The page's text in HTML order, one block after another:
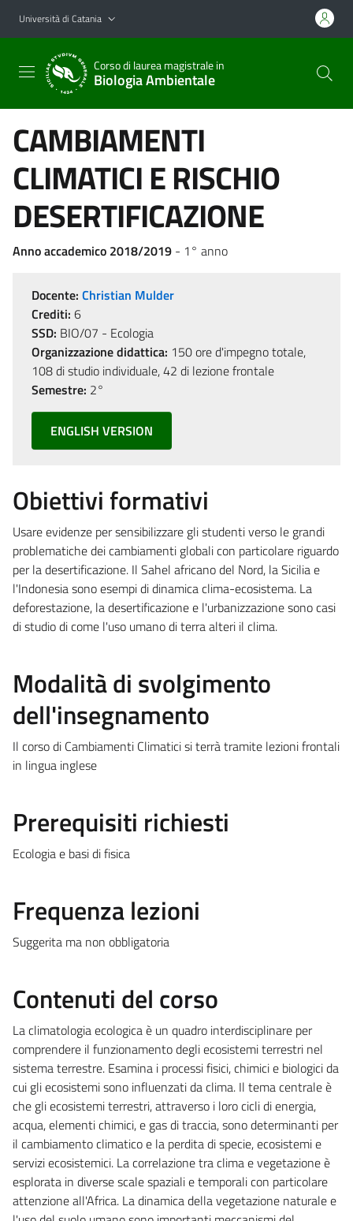
Vai al contenuto principale
Vai al menu di navigazione
Università di Catania
Corso di laurea magistrale in
Biologia Ambientale
CAMBIAMENTI
CLIMATICI E RISCHIO
DESERTIFICAZIONE
Anno accademico 2018/2019 - 1° anno
Docente: Christian Mulder
Crediti: 6
SSD: BIO/07 - Ecologia
Organizzazione didattica: 150 ore d'impegno totale,
108 di studio individuale, 42 di lezione frontale
Semestre: 2°
ENGLISH VERSION
Obiettivi formativi
Usare evidenze per sensibilizzare gli studenti verso le grandi
problematiche dei cambiamenti globali con particolare riguardo
per la desertificazione. Il Sahel africano del Nord, la Sicilia e
l'Indonesia sono esempi di dinamica clima-ecosistema. La
deforestazione, la desertificazione e l'urbanizzazione sono casi
di studio di come l'uso umano di terra alteri il clima.
Modalità di svolgimento
dell'insegnamento
Il corso di Cambiamenti Climatici si terrà tramite lezioni frontali
in lingua inglese
Prerequisiti richiesti
Ecologia e basi di fisica
Frequenza lezioni
Suggerita ma non obbligatoria
Contenuti del corso
La climatologia ecologica è un quadro interdisciplinare per
comprendere il funzionamento degli ecosistemi terrestri nel
sistema terrestre. Esamina i processi fisici, chimici e biologici da
cui gli ecosistemi sono influenzati da clima. Il tema centrale è
che gli ecosistemi terrestri, attraverso i loro cicli di energia,
acqua, elementi chimici, e gas di traccia, sono determinanti per
il cambiamento climatico e la perdita di specie, ecosistemi e
servizi ecosistemici. La correlazione tra clima e vegetazione è
esplorata in diverse scale spaziali e temporali con particolare
attenzione all'Africa. La dinamica della vegetazione naturale e